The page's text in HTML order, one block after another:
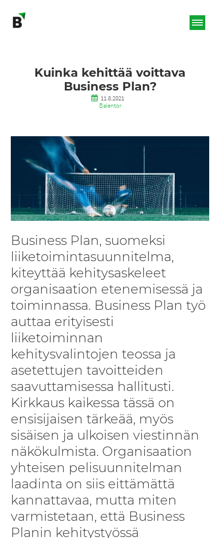
Kuinka kehittää voittava
Business Plan?
11.8.2021
Balentor
Business Plan, suomeksi
liiketoimintasuunnitelma,
kiteyttää kehitysaskeleet
organisaation etenemisessä ja
toiminnassa. Business Plan työ
auttaa erityisesti
liiketoiminnan
kehitysvalintojen teossa ja
asetettujen tavoitteiden
saavuttamisessa hallitusti.
Kirkkaus kaikessa tässä on
ensisijaisen tärkeää, myös
sisäisen ja ulkoisen viestinnän
näkökulmista. Organisaation
yhteisen pelisuunnitelman
laadinta on siis eittämättä
kannattavaa, mutta miten
varmistetaan, että Business
Planin kehitystyössä